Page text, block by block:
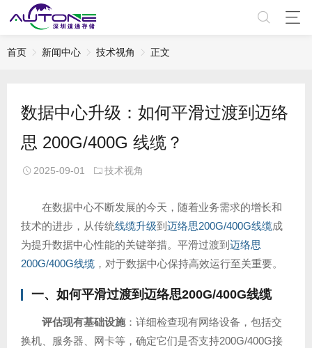
首页 新闻中心 技术视角 正文
数据中心升级：如何平滑过渡到迈络
思 200G/400G 线缆？
2025-09-01 技术视角
在数据中心不断发展的今天，随着业务需求的增长和
技术的进步，从传统线缆升级到 迈络思200G/400G线缆成
为提升数据中心性能的关键举措。平滑过渡到 迈络思
200G/400G线缆 ，对于数据中心保持高效运行至关重要。
一、如何平滑过渡到 迈络思200G/400G线缆
评估现有基础设施：详细检查现有网络设备，包括交
换机、服务器、网卡等，确定它们是否支持200G/400G接